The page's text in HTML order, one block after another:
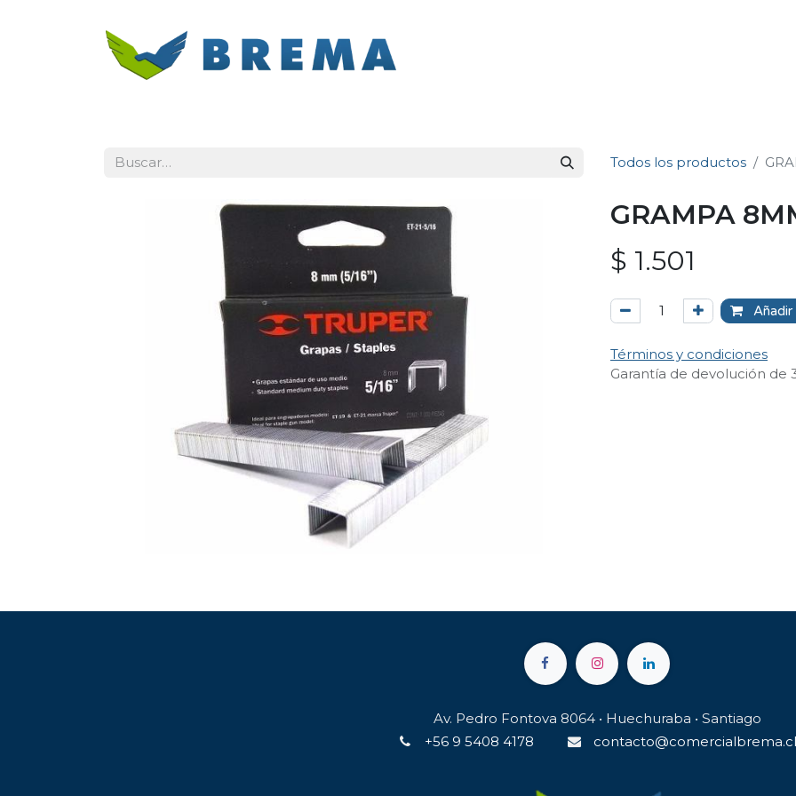
Todos los productos
GRAMPA
$ 1.501
Añadir
Términos y condiciones
Garantía de devolución de
Av. Pedro Fontova 8064 • Huechuraba • Santiago
+56 9 5408 4178